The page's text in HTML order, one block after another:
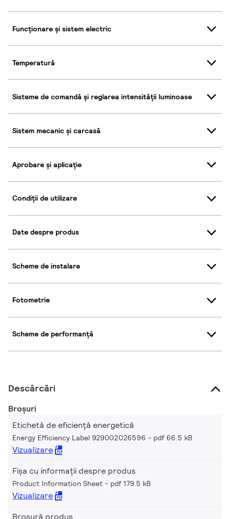
Funcționare și sistem electric
Temperatură
Sisteme de comandă și reglarea intensității luminoase
Sistem mecanic și carcasă
Aprobare și aplicație
Condiții de utilizare
Date despre produs
Scheme de instalare
Fotometrie
Scheme de performanță
Descărcări
Broșuri
Etichetă de eficiență energetică
Energy Efficiency Label 929002026596 pdf 66.5 kB
Vizualizare
Fișa cu informații despre produs
Product Information Sheet pdf 179.5 kB
Vizualizare
Broșură produs